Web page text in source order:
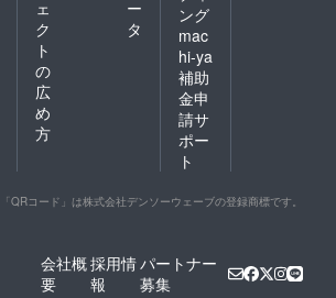
ェ
ク
ト
の
広
め
方
ー
タ
ング
mac
hi-ya
補助
金申
請サ
ポー
ト
「QRコード」は株式会社デンソーウェーブの登録商標です。
会社概
要
採用情
報
パートナー
募集